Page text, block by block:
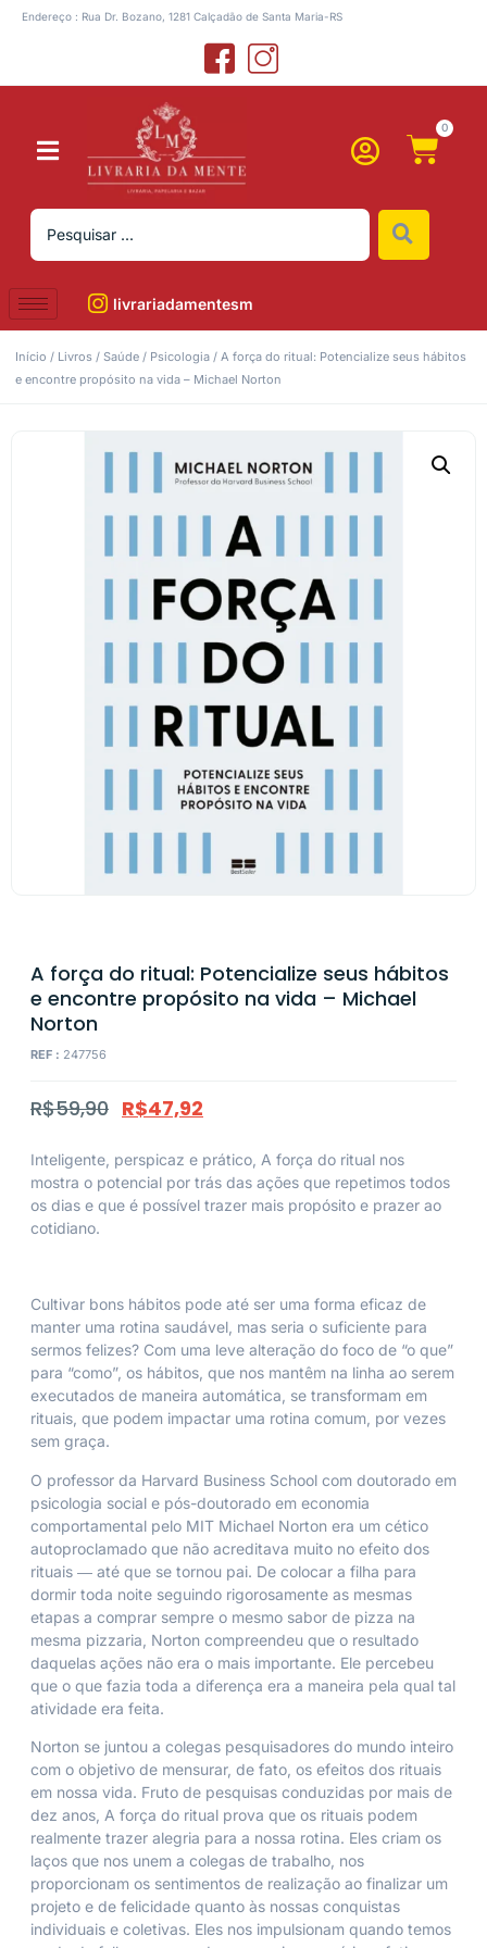
Endereço : Rua Dr. Bozano, 1281 Calçadão de Santa Maria-RS
0
livrariadamentesm
Início / Livros / Saúde / Psicologia / A força do ritual: Potencialize seus hábitos
e encontre propósito na vida – Michael Norton
A força do ritual: Potencialize seus hábitos
e encontre propósito na vida – Michael
Norton
REF : 247756
R$59,90 R$47,92
Inteligente, perspicaz e prático, A força do ritual nos
mostra o potencial por trás das ações que repetimos todos
os dias e que é possível trazer mais propósito e prazer ao
cotidiano.
Cultivar bons hábitos pode até ser uma forma eficaz de
manter uma rotina saudável, mas seria o suficiente para
sermos felizes? Com uma leve alteração do foco de “o que”
para “como”, os hábitos, que nos mantêm na linha ao serem
executados de maneira automática, se transformam em
rituais, que podem impactar uma rotina comum, por vezes
sem graça.
O professor da Harvard Business School com doutorado em
psicologia social e pós-doutorado em economia
comportamental pelo MIT Michael Norton era um cético
autoproclamado que não acreditava muito no efeito dos
rituais ― até que se tornou pai. De colocar a filha para
dormir toda noite seguindo rigorosamente as mesmas
etapas a comprar sempre o mesmo sabor de pizza na
mesma pizzaria, Norton compreendeu que o resultado
daquelas ações não era o mais importante. Ele percebeu
que o que fazia toda a diferença era a maneira pela qual tal
atividade era feita.
Norton se juntou a colegas pesquisadores do mundo inteiro
com o objetivo de mensurar, de fato, os efeitos dos rituais
em nossa vida. Fruto de pesquisas conduzidas por mais de
dez anos, A força do ritual prova que os rituais podem
realmente trazer alegria para a nossa rotina. Eles criam os
laços que nos unem a colegas de trabalho, nos
proporcionam os sentimentos de realização ao finalizar um
projeto e de felicidade quanto às nossas conquistas
individuais e coletivas. Eles nos impulsionam quando temos